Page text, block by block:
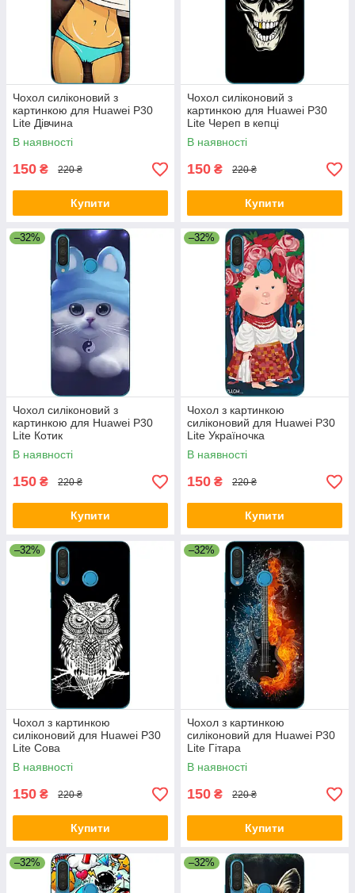
Чохол силіконовий з
картинкою для Huawei P30
Lite Дівчина
В наявності
150 ₴ 220 ₴
Купити
Чохол силіконовий з
картинкою для Huawei P30
Lite Череп в кепці
В наявності
150 ₴ 220 ₴
Купити
–32%
Чохол силіконовий з
картинкою для Huawei P30
Lite Котик
В наявності
150 ₴ 220 ₴
Купити
–32%
Чохол з картинкою
силіконовий для Huawei P30
Lite Україночка
В наявності
150 ₴ 220 ₴
Купити
–32%
Чохол з картинкою
силіконовий для Huawei P30
Lite Сова
В наявності
150 ₴ 220 ₴
Купити
–32%
Чохол з картинкою
силіконовий для Huawei P30
Lite Гітара
В наявності
150 ₴ 220 ₴
Купити
–32% –32%